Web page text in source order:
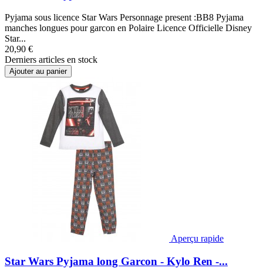
Pyjama sous licence Star Wars Personnage present :BB8 Pyjama
manches longues pour garcon en Polaire Licence Officielle Disney
Star...
20,90 €
Derniers articles en stock
Ajouter au panier
Aperçu rapide
Star Wars Pyjama long Garcon - Kylo Ren -...